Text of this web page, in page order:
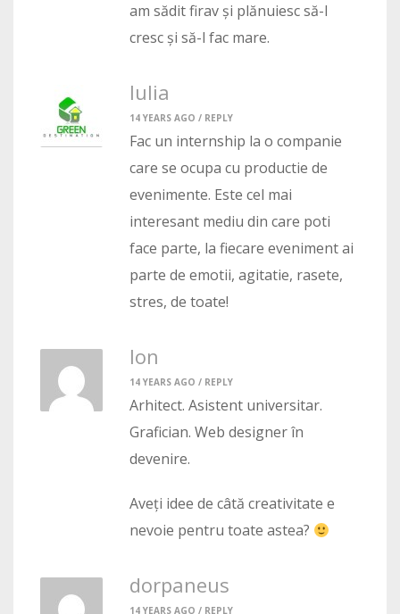
am sădit firav și plănuiesc să-l
cresc și să-l fac mare.
Iulia
14 YEARS AGO / REPLY
Fac un internship la o companie
care se ocupa cu productie de
evenimente. Este cel mai
interesant mediu din care poti
face parte, la fiecare eveniment ai
parte de emotii, agitatie, rasete,
stres, de toate!
Ion
14 YEARS AGO / REPLY
Arhitect. Asistent universitar.
Grafician. Web designer în
devenire.
Aveți idee de câtă creativitate e
nevoie pentru toate astea?
dorpaneus
14 YEARS AGO / REPLY